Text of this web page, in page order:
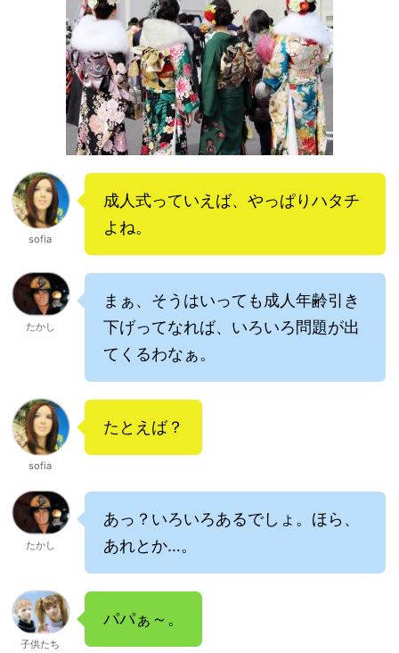
sofia
成人式っていえば、やっぱりハタチ
よね。
たかし
まぁ、そうはいっても成人年齢引き
下げってなれば、いろいろ問題が出
てくるわなぁ。
sofia
たとえば？
たかし
あっ？いろいろあるでしょ。ほら、
あれとか…。
子供たち
パパぁ～。